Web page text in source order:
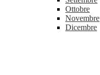
Ottobre
Novembre
Dicembre